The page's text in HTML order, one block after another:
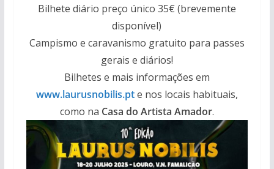
Bilhete diário preço único 35€ (brevemente
disponível)
Campismo e caravanismo gratuito para passes
gerais e diários!
Bilhetes e mais informações em
www.laurusnobilis.pte nos locais habituais,
como na Casa do Artista Amador.